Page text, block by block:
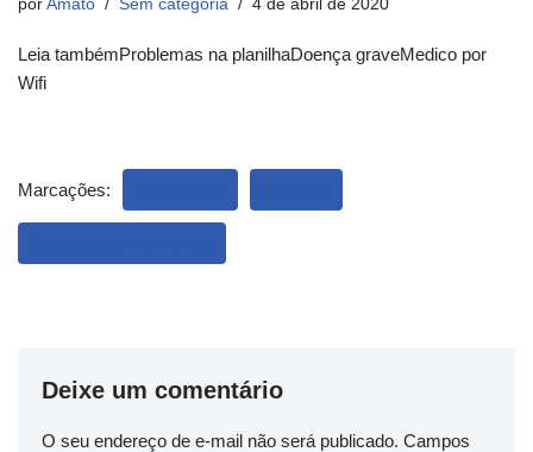
por Amato Sem categoria 4 de abril de 2020
Leia tambémProblemas na planilhaDoença graveMedico por
Wifi
Marcações:
Deixe um comentário
O seu endereço de e-mail não será publicado. Campos